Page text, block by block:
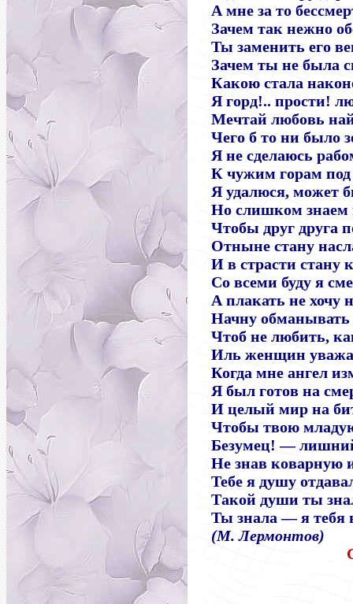
А мне за то
Зачем так нежно
Ты заменить его
Зачем ты не была
Какою стала
Я горд!.. прости!
Мечтай любовь
Чего б то ни было
Я не сделаюсь
К чужим горам под
Я удалюся, может
Но слишком знаем
Чтобы друг друга
Отныне стану
И в страсти стану
Со всеми буду я
А плакать не хочу
Начну обманывать
Чтоб не любить,
Иль женщин
Когда мне ангел
Я был готов на
И целый мир на
Чтобы твою
Безумец! —
Не знав коварную
Тебе я душу
Такой души ты
Ты знала — я тебя
(М. Лермонтов)